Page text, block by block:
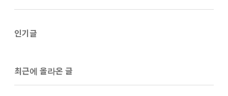
구요. 폭스바겐 디자이너의 센스에 박수를 보냅니다. 오
해서 자세히 알려드리겠습니다. 티구안 올스페이스는
크 메탈릭 티구안 올스페이스 - 플래티넘 그레이 메탈
릭 티구안 올스페이스 - 퓨어 화이트 논 메탈릭 티구안
인기글
최근에 올라온 글